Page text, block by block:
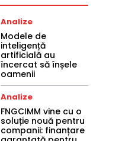
Analize
Modele de
inteligență
artificială au
încercat să înșele
oamenii
Analize
FNGCIMM vine cu o
soluție nouă pentru
companii: finanțare